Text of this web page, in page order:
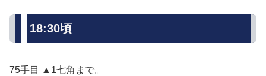
18:30頃
75手目 ▲1七角まで。